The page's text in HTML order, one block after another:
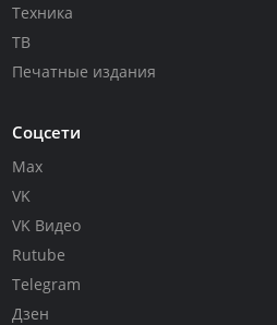
Техника
ТВ
Печатные издания
Соцсети
Max
VK
VK Видео
Rutube
Telegram
Дзен